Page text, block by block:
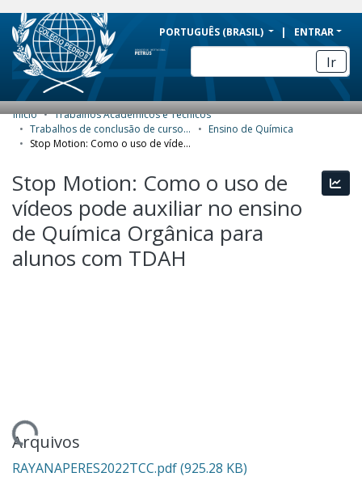
BRAZIL
Simplifique!
Comunica BR
Participe
Acesso à informação
Canais
PORTUGUÊS (BRASIL) ENTRAR
Ir
COMUNIDADES E COLEÇÕES
ESTATÍSTICAS
SOBRE
Início
Trabalhos Acadêmicos e Técnicos
Trabalhos de conclusão de curso de Especialização
Ensino de Química
Stop Motion: Como o uso de vídeos pode auxiliar no ensino de Química Orgânica para alunos com TDAH
Stop Motion: Como o uso de
vídeos pode auxiliar no ensino
de Química Orgânica para
alunos com TDAH
Arquivos
RAYANAPERES2022TCC.pdf(925.28 KB)